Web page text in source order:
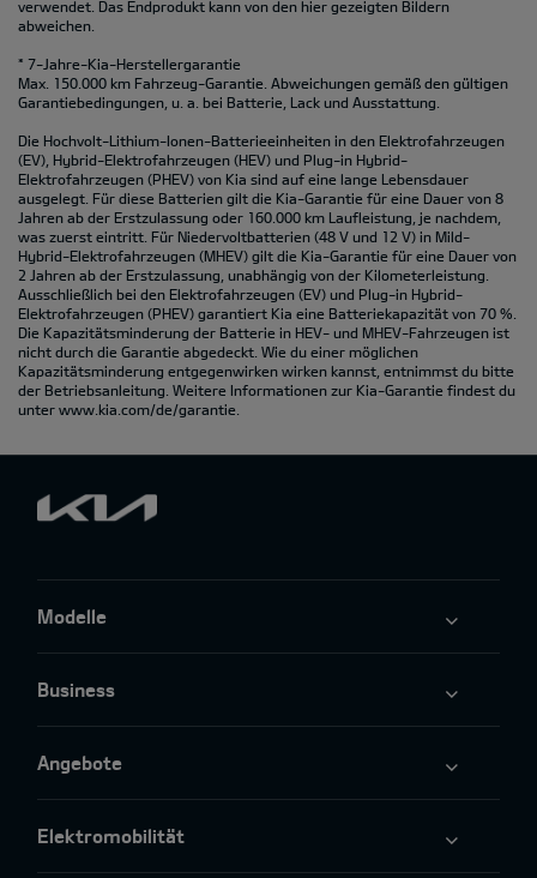
verwendet. Das Endprodukt kann von den hier gezeigten Bildern
abweichen.
* 7-Jahre-Kia-Herstellergarantie
Max. 150.000 km Fahrzeug-Garantie. Abweichungen gemäß den gültigen
Garantiebedingungen, u. a. bei Batterie, Lack und Ausstattung.
Die Hochvolt-Lithium-Ionen-Batterieeinheiten in den Elektrofahrzeugen
(EV), Hybrid-Elektrofahrzeugen (HEV) und Plug-in Hybrid-
Elektrofahrzeugen (PHEV) von Kia sind auf eine lange Lebensdauer
ausgelegt. Für diese Batterien gilt die Kia-Garantie für eine Dauer von 8
Jahren ab der Erstzulassung oder 160.000 km Laufleistung, je nachdem,
was zuerst eintritt. Für Niedervoltbatterien (48 V und 12 V) in Mild-
Hybrid-Elektrofahrzeugen (MHEV) gilt die Kia-Garantie für eine Dauer von
2 Jahren ab der Erstzulassung, unabhängig von der Kilometerleistung.
Ausschließlich bei den Elektrofahrzeugen (EV) und Plug-in Hybrid-
Elektrofahrzeugen (PHEV) garantiert Kia eine Batteriekapazität von 70 %.
Die Kapazitätsminderung der Batterie in HEV- und MHEV-Fahrzeugen ist
nicht durch die Garantie abgedeckt. Wie du einer möglichen
Kapazitätsminderung entgegenwirken wirken kannst, entnimmst du bitte
der Betriebsanleitung. Weitere Informationen zur Kia-Garantie findest du
unter www.kia.com/de/garantie.
Modelle
Business
Angebote
Elektromobilität